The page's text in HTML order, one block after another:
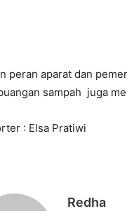
peran aparat dan
sampah juga
: Elsa Pratiwi
Redha